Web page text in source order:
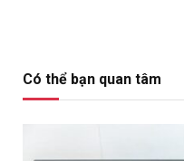
Có thể bạn quan tâm